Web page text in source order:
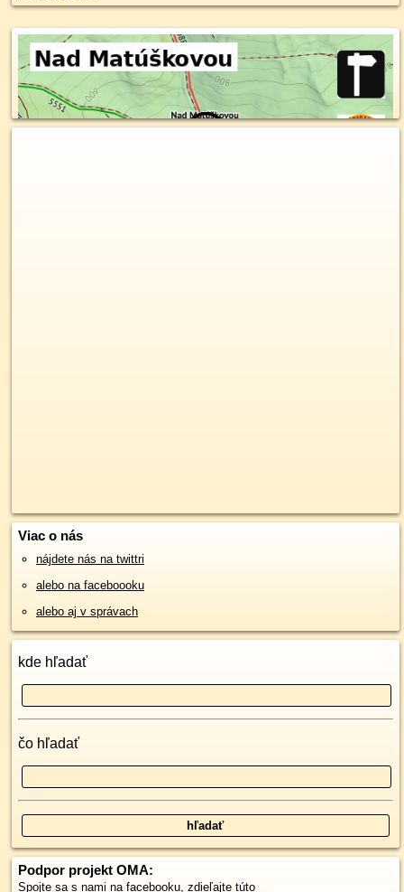
Viac o nás
nájdete nás na twittri
alebo na faceboooku
alebo aj v správach
kde hľadať
čo hľadať
Podpor projekt OMA:
Spojte sa s nami na facebooku, zdieľajte túto